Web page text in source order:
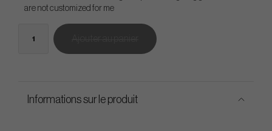
are not customized for me
Informations sur le produit